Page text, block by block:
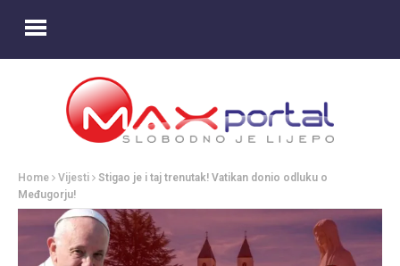
Home Vijesti
Stigao je i taj trenutak! Vatikan donio odluku o
Međugorju!